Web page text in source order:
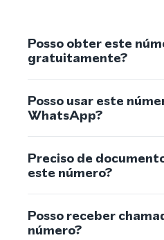
Posso obter este
gratuitamente?
Posso usar este
WhatsApp?
Preciso de
este número?
Posso receber
número?